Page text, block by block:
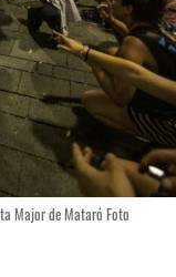
Major de Mataró Foto